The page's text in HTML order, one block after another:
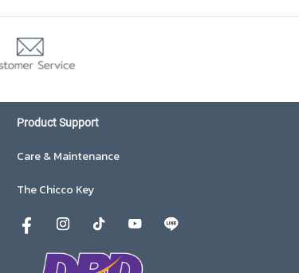
Product Support
Care & Maintenance
The Chicco Key